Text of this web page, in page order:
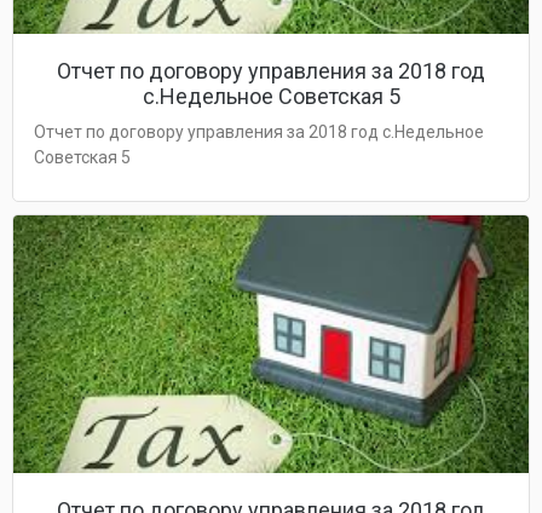
Отчет по договору управления за 2018 год
с.Недельное Советская 5
Отчет по договору управления за 2018 год с.Недельное
Советская 5